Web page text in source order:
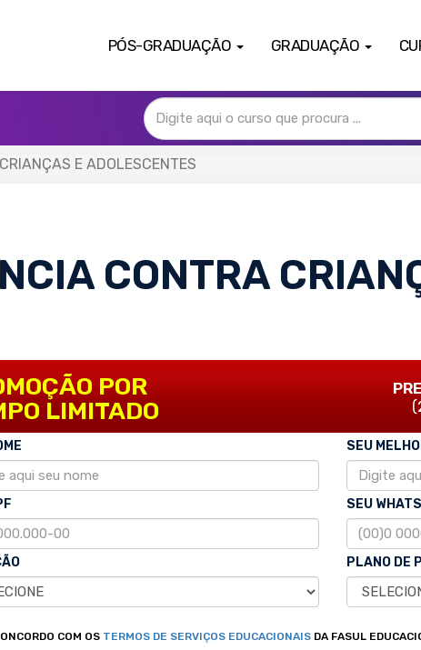
PÓS-GRADUAÇÃO GRADUAÇÃO
E ADOLESCENTES
CONTRA
POR
LIMITADO
SEU
SEU
PLANO DE
COM OS TERMOS DE SERVIÇOS EDUCACIONAISDA FASUL